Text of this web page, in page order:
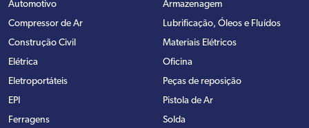
Automotivo
Compressor de Ar
Construção Civil
Elétrica
Eletroportáteis
EPI
Ferragens
Armazenagem
Lubrificação, Óleos e Fluídos
Materiais Elétricos
Oficina
Peças de reposição
Pistola de Ar
Solda